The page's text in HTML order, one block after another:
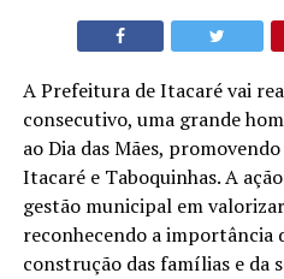
A Prefeitura de Itacaré vai
consecutivo, uma grande
ao Dia das Mães,
Itacaré e Taboquinhas. A
gestão municipal em
reconhecendo a importância
construção das famílias e da